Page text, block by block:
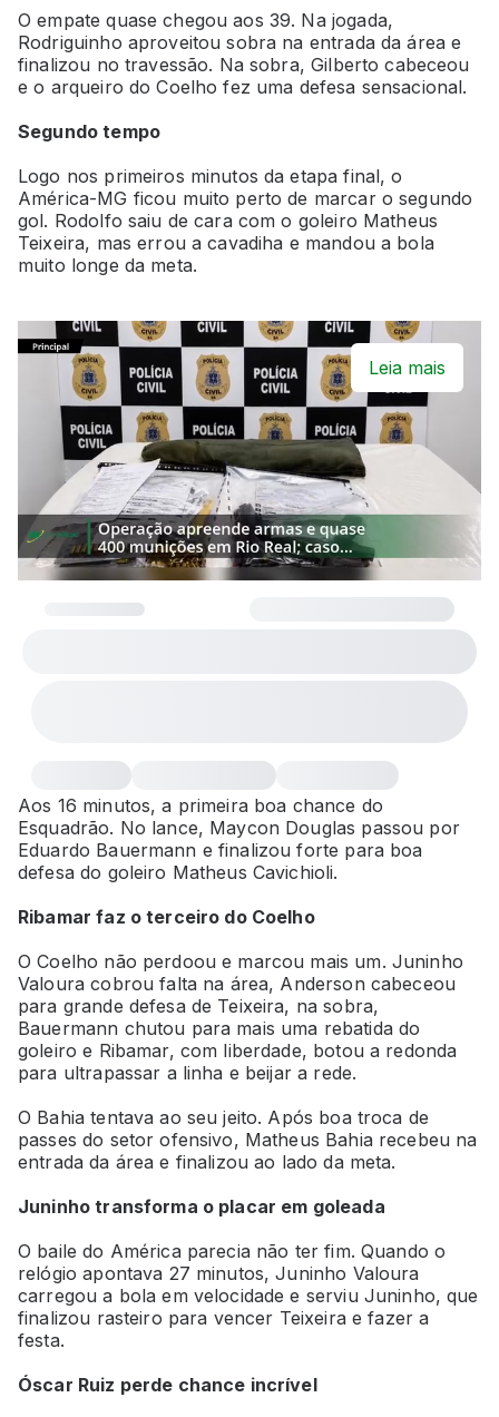
O empate quase chegou aos 39. Na jogada,
Rodriguinho aproveitou sobra na entrada da área e
finalizou no travessão. Na sobra, Gilberto cabeceou
e o arqueiro do Coelho fez uma defesa sensacional.
Segundo tempo
Logo nos primeiros minutos da etapa final, o
América-MG ficou muito perto de marcar o segundo
gol. Rodolfo saiu de cara com o goleiro Matheus
Teixeira, mas errou a cavadiha e mandou a bola
muito longe da meta.
Leia mais
Aos 16 minutos, a primeira boa chance do
Esquadrão. No lance, Maycon Douglas passou por
Eduardo Bauermann e finalizou forte para boa
defesa do goleiro Matheus Cavichioli.
Ribamar faz o terceiro do Coelho
O Coelho não perdoou e marcou mais um. Juninho
Valoura cobrou falta na área, Anderson cabeceou
para grande defesa de Teixeira, na sobra,
Bauermann chutou para mais uma rebatida do
goleiro e Ribamar, com liberdade, botou a redonda
para ultrapassar a linha e beijar a rede.
O Bahia tentava ao seu jeito. Após boa troca de
passes do setor ofensivo, Matheus Bahia recebeu na
entrada da área e finalizou ao lado da meta.
Juninho transforma o placar em goleada
O baile do América parecia não ter fim. Quando o
relógio apontava 27 minutos, Juninho Valoura
carregou a bola em velocidade e serviu Juninho, que
finalizou rasteiro para vencer Teixeira e fazer a
festa.
Óscar Ruiz perde chance incrível